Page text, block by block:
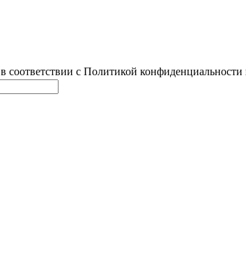
в соответствии с Политикой